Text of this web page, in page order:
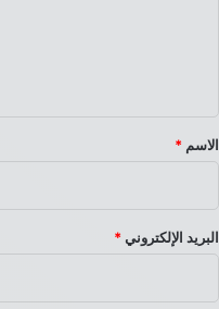
*
الاسم *
البريد الإلكتروني *